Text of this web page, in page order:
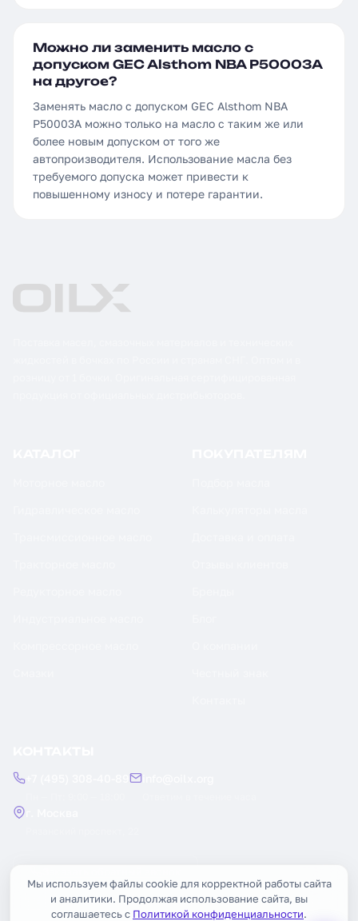
Можно ли заменить масло с
допуском GEC Alsthom NBA P50003A
на другое?
Заменять масло с допуском GEC Alsthom NBA
P50003A можно только на масло с таким же или
более новым допуском от того же
автопроизводителя. Использование масла без
требуемого допуска может привести к
повышенному износу и потере гарантии.
Мы используем файлы cookie для корректной работы сайта
и аналитики. Продолжая использование сайта, вы
соглашаетесь с Политикой конфиденциальности.